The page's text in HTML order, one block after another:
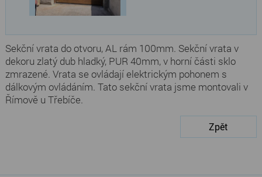
Sekční vrata do otvoru, AL rám 100mm. Sekční vrata v
dekoru zlatý dub hladký, PUR 40mm, v horní části sklo
zmrazené. Vrata se ovládají elektrickým pohonem s
dálkovým ovládáním. Tato sekční vrata jsme montovali v
Římově u Třebíče.
Zpět